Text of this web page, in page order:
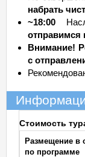
набрать
~18:00
отправимся
Внимание!
с
Стоимость
Размещение в
по программе